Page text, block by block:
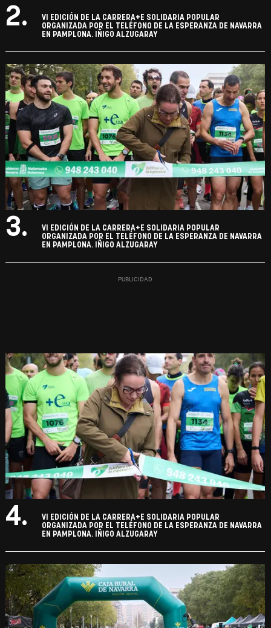
2.
VI EDICIÓN DE LA CARRERA+E SOLIDARIA POPULAR
ORGANIZADA POR EL TELÉFONO DE LA ESPERANZA DE NAVARRA
EN PAMPLONA. IÑIGO ALZUGARAY
3.
VI EDICIÓN DE LA CARRERA+E SOLIDARIA POPULAR
ORGANIZADA POR EL TELÉFONO DE LA ESPERANZA DE NAVARRA
EN PAMPLONA. IÑIGO ALZUGARAY
4.
VI EDICIÓN DE LA CARRERA+E SOLIDARIA POPULAR
ORGANIZADA POR EL TELÉFONO DE LA ESPERANZA DE NAVARRA
EN PAMPLONA. IÑIGO ALZUGARAY